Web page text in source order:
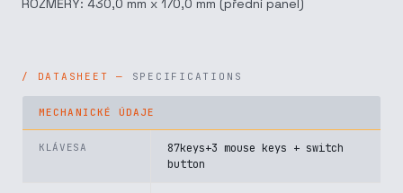
ROZMĚRY: 430,0 mm x 170,0 mm (přední panel)
SPECIFICATIONS
MECHANICKÉ ÚDAJE
KLÁVESA
87keys+3 mouse keys + switch
button